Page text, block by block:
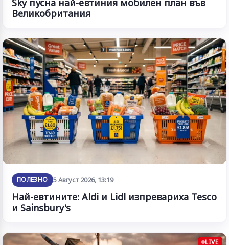
Sky пусна най-евтиния мобилен план във
Великобритания
ПОЛЕЗНО 5 Август 2026, 13:19
Най-евтините: Aldi и Lidl изпревариха Tesco
и Sainsbury's
LIVE